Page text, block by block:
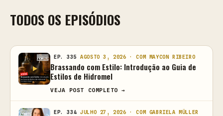
TODOS OS EPISÓDIOS
EP. 335 AGOSTO 3, 2026 · COM MAYCON RIBEIRO
Brassando com Estilo: Introdução ao Guia de
Estilos de Hidromel
VEJA POST COMPLETO →
EP. 334 JULHO 27, 2026 · COM GABRIELA MÜLLER